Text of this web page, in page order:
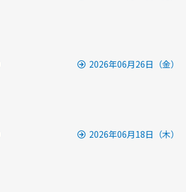
2026年06月26日（金）
2026年06月18日（木）